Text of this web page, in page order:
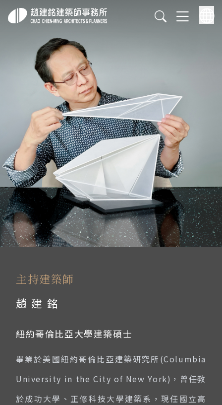
主持建築師
趙 建 銘
紐約哥倫比亞大學建築碩士
畢業於美國紐約哥倫比亞建築研究所(Columbia
University in the City of New York)，曾任教
於成功大學、正修科技大學建築系，現任國立高